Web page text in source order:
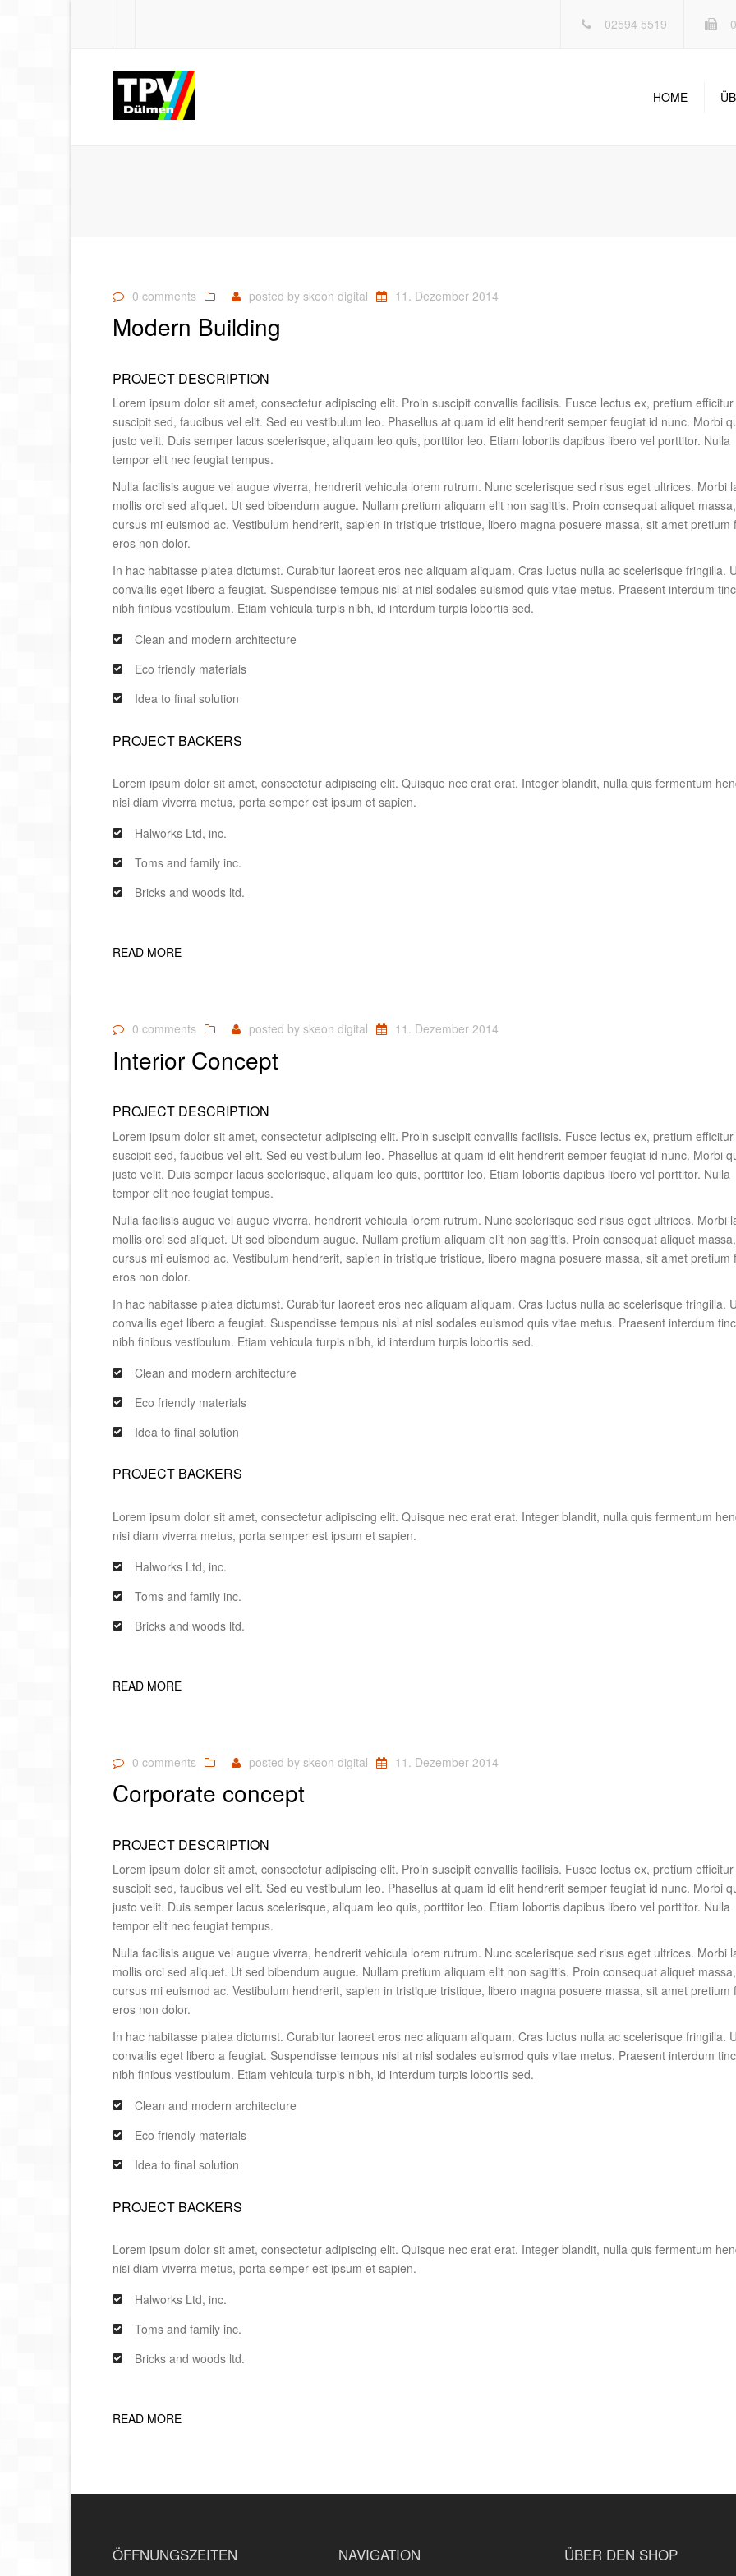
02594 5519
HOME
0 comments posted by skeon digital 11. Dezember 2014
Modern Building
PROJECT DESCRIPTION
Lorem ipsum dolor sit amet, consectetur adipiscing elit. Proin suscipit convallis facilisis. Fusce lectus ex, pretium efficitur
suscipit sed, faucibus vel elit. Sed eu vestibulum leo. Phasellus at quam id elit hendrerit semper feugiat id nunc. Morbi
justo velit. Duis semper lacus scelerisque, aliquam leo quis, porttitor leo. Etiam lobortis dapibus libero vel porttitor. Nulla
tempor elit nec feugiat tempus.
Nulla facilisis augue vel augue viverra, hendrerit vehicula lorem rutrum. Nunc scelerisque sed risus eget ultrices. Morbi
mollis orci sed aliquet. Ut sed bibendum augue. Nullam pretium aliquam elit non sagittis. Proin consequat aliquet
cursus mi euismod ac. Vestibulum hendrerit, sapien in tristique tristique, libero magna posuere massa, sit amet pretium
eros non dolor.
In hac habitasse platea dictumst. Curabitur laoreet eros nec aliquam aliquam. Cras luctus nulla ac scelerisque fringilla.
convallis eget libero a feugiat. Suspendisse tempus nisl at nisl sodales euismod quis vitae metus. Praesent interdum
nibh finibus vestibulum. Etiam vehicula turpis nibh, id interdum turpis lobortis sed.
Clean and modern architecture
Eco friendly materials
Idea to final solution
PROJECT BACKERS
Lorem ipsum dolor sit amet, consectetur adipiscing elit. Quisque nec erat erat. Integer blandit, nulla quis fermentum
nisi diam viverra metus, porta semper est ipsum et sapien.
Halworks Ltd, inc.
Toms and family inc.
Bricks and woods ltd.
READ MORE
0 comments posted by skeon digital 11. Dezember 2014
Interior Concept
PROJECT DESCRIPTION
Lorem ipsum dolor sit amet, consectetur adipiscing elit. Proin suscipit convallis facilisis. Fusce lectus ex, pretium efficitur
suscipit sed, faucibus vel elit. Sed eu vestibulum leo. Phasellus at quam id elit hendrerit semper feugiat id nunc. Morbi
justo velit. Duis semper lacus scelerisque, aliquam leo quis, porttitor leo. Etiam lobortis dapibus libero vel porttitor. Nulla
tempor elit nec feugiat tempus.
Nulla facilisis augue vel augue viverra, hendrerit vehicula lorem rutrum. Nunc scelerisque sed risus eget ultrices. Morbi
mollis orci sed aliquet. Ut sed bibendum augue. Nullam pretium aliquam elit non sagittis. Proin consequat aliquet
cursus mi euismod ac. Vestibulum hendrerit, sapien in tristique tristique, libero magna posuere massa, sit amet pretium
eros non dolor.
In hac habitasse platea dictumst. Curabitur laoreet eros nec aliquam aliquam. Cras luctus nulla ac scelerisque fringilla.
convallis eget libero a feugiat. Suspendisse tempus nisl at nisl sodales euismod quis vitae metus. Praesent interdum
nibh finibus vestibulum. Etiam vehicula turpis nibh, id interdum turpis lobortis sed.
Clean and modern architecture
Eco friendly materials
Idea to final solution
PROJECT BACKERS
Lorem ipsum dolor sit amet, consectetur adipiscing elit. Quisque nec erat erat. Integer blandit, nulla quis fermentum
nisi diam viverra metus, porta semper est ipsum et sapien.
Halworks Ltd, inc.
Toms and family inc.
Bricks and woods ltd.
READ MORE
0 comments posted by skeon digital 11. Dezember 2014
Corporate concept
PROJECT DESCRIPTION
Lorem ipsum dolor sit amet, consectetur adipiscing elit. Proin suscipit convallis facilisis. Fusce lectus ex, pretium efficitur
suscipit sed, faucibus vel elit. Sed eu vestibulum leo. Phasellus at quam id elit hendrerit semper feugiat id nunc. Morbi
justo velit. Duis semper lacus scelerisque, aliquam leo quis, porttitor leo. Etiam lobortis dapibus libero vel porttitor. Nulla
tempor elit nec feugiat tempus.
Nulla facilisis augue vel augue viverra, hendrerit vehicula lorem rutrum. Nunc scelerisque sed risus eget ultrices. Morbi
mollis orci sed aliquet. Ut sed bibendum augue. Nullam pretium aliquam elit non sagittis. Proin consequat aliquet
cursus mi euismod ac. Vestibulum hendrerit, sapien in tristique tristique, libero magna posuere massa, sit amet pretium
eros non dolor.
In hac habitasse platea dictumst. Curabitur laoreet eros nec aliquam aliquam. Cras luctus nulla ac scelerisque fringilla.
convallis eget libero a feugiat. Suspendisse tempus nisl at nisl sodales euismod quis vitae metus. Praesent interdum
nibh finibus vestibulum. Etiam vehicula turpis nibh, id interdum turpis lobortis sed.
Clean and modern architecture
Eco friendly materials
Idea to final solution
PROJECT BACKERS
Lorem ipsum dolor sit amet, consectetur adipiscing elit. Quisque nec erat erat. Integer blandit, nulla quis fermentum
nisi diam viverra metus, porta semper est ipsum et sapien.
Halworks Ltd, inc.
Toms and family inc.
Bricks and woods ltd.
READ MORE
ÖFFNUNGSZEITEN NAVIGATION ÜBER DEN SHOP